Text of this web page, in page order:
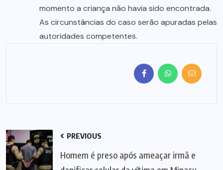
momento a criança não havia sido encontrada.
As circunstâncias do caso serão apuradas pelas
autoridades competentes.
PREVIOUS
Homem é preso após ameaçar irmã e